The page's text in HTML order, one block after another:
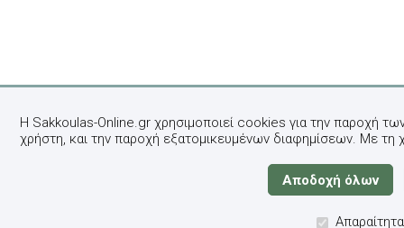
Η Sakkoulas-Online.gr χρησιμοποιεί cookies για την παροχή
χρήστη, και την παροχή εξατομικευμένων διαφημίσεων. Με